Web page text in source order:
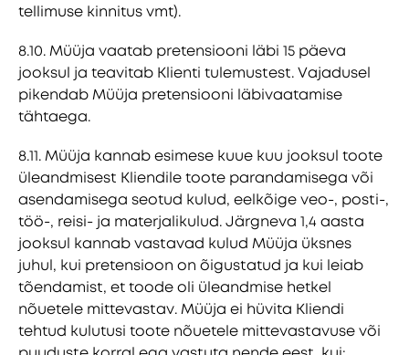
tellimuse kinnitus vmt).
8.10. Müüja vaatab pretensiooni läbi 15 päeva
jooksul ja teavitab Klienti tulemustest. Vajadusel
pikendab Müüja pretensiooni läbivaatamise
tähtaega.
8.11. Müüja kannab esimese kuue kuu jooksul toote
üleandmisest Kliendile toote parandamisega või
asendamisega seotud kulud, eelkõige veo-, posti-,
töö-, reisi- ja materjalikulud. Järgneva 1,4 aasta
jooksul kannab vastavad kulud Müüja üksnes
juhul, kui pretensioon on õigustatud ja kui leiab
tõendamist, et toode oli üleandmise hetkel
nõuetele mittevastav. Müüja ei hüvita Kliendi
tehtud kulutusi toote nõuetele mittevastavuse või